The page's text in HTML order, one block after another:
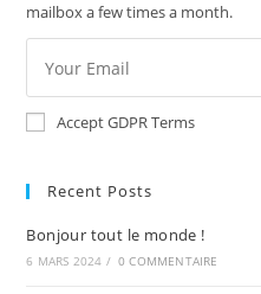
mailbox a few times a month.
Accept GDPR Terms
Recent Posts
Bonjour tout le monde !
6 MARS 2024 / 0 COMMENTAIRE